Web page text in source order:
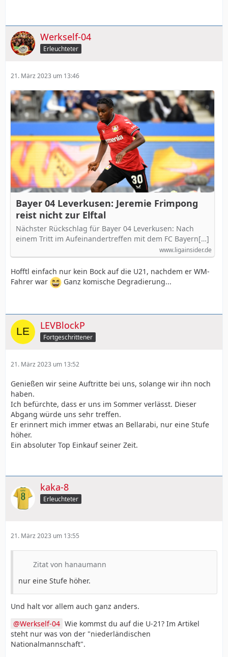
Werkself-04
Erleuchteter
21. März 2023 um 13:46
Bayer 04 Leverkusen: Jeremie Frimpong
reist nicht zur Elftal
Nächster Rückschlag für Bayer 04 Leverkusen: Nach
einem Tritt im Aufeinandertreffen mit dem FC Bayern[…]
www.ligainsider.de
Hofftl einfach nur kein Bock auf die U21, nachdem er WM-
Fahrer war
Ganz komische Degradierung...
LEVBlockP
Fortgeschrittener
21. März 2023 um 13:52
Genießen wir seine Auftritte bei uns, solange wir ihn noch
haben.
Ich befürchte, dass er uns im Sommer verlässt. Dieser
Abgang würde uns sehr treffen.
Er erinnert mich immer etwas an Bellarabi, nur eine Stufe
höher.
Ein absoluter Top Einkauf seiner Zeit.
kaka-8
Erleuchteter
21. März 2023 um 13:55
Zitat von hanaumann
nur eine Stufe höher.
Und halt vor allem auch ganz anders.
Werkself-04 Wie kommst du auf die U-21? Im Artikel
steht nur was von der "niederländischen
Nationalmannschaft".